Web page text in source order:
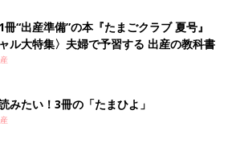
冊“出産準備”の本『たまごクラブ 夏号』
ャル大特集〉夫婦で予習する 出産の教科書
みたい！3冊の「たまひよ」